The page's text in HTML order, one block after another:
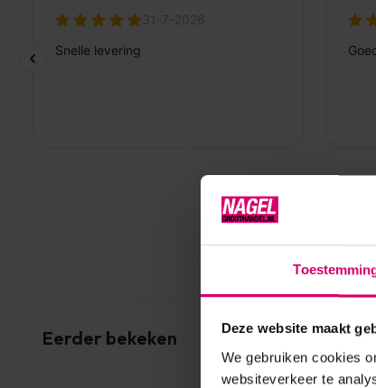
Deze website maakt
We gebruiken cookies
websiteverkeer te
Eerder bekeken